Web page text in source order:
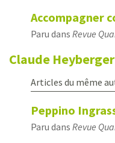
Accompagner
Paru dans Revue
Claude Heyberger
Articles du même
Peppino
Paru dans Revue